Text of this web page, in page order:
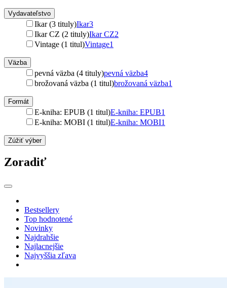
Vydavateľstvo
Ikar (3 tituly)Ikar3
Ikar CZ (2 tituly)Ikar CZ2
Vintage (1 titul)Vintage1
Väzba
pevná väzba (4 tituly)pevná väzba4
brožovaná väzba (1 titul)brožovaná väzba1
Formát
E-kniha: EPUB (1 titul)E-kniha: EPUB1
E-kniha: MOBI (1 titul)E-kniha: MOBI1
Zúžiť výber
Zoradiť
Bestsellery
Top hodnotené
Novinky
Najdrahšie
Najlacnejšie
Najvyššia zľava